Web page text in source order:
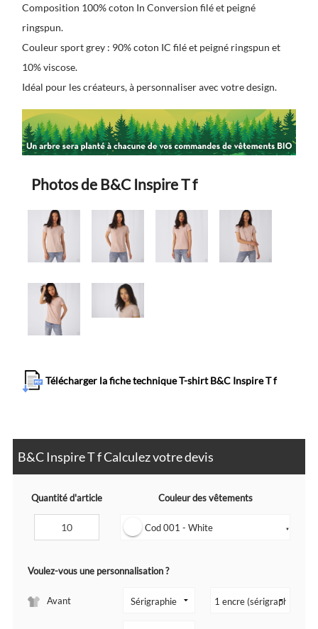
Composition 100% coton In Conversion filé et peigné
ringspun.
Couleur sport grey : 90% coton IC filé et peigné ringspun et
10% viscose.
Idéal pour les créateurs, à personnaliser avec votre design.
Photos de B&C Inspire T f
Télécharger la fiche technique T-shirt B&C Inspire T f
B&C Inspire T f Calculez votre devis
Quantité d'article Couleur des vêtements
Cod 001 - White ▼
Voulez-vous une personnalisation ?
Avant